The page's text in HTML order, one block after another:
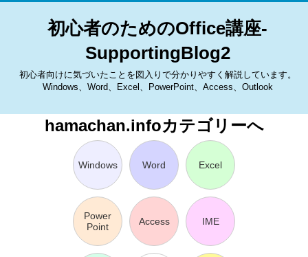
初心者のためのOffice講座-
SupportingBlog2
初心者向けに気づいたことを図入りで分かりやすく解説しています。
Windows、Word、Excel、PowerPoint、Access、Outlook
hamachan.infoカテゴリーへ
Windows Word Excel
Power
Point
Access IME